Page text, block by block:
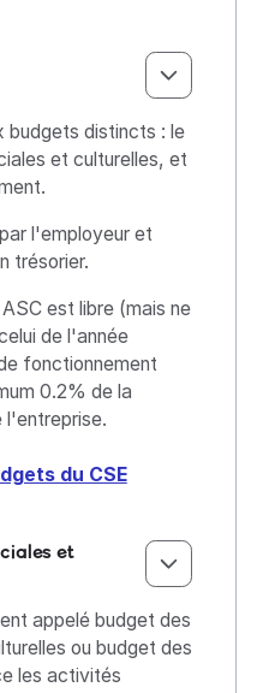
budgets distincts : le
et culturelles, et
l'employeur et
trésorier.
est libre (mais ne
de l'année
fonctionnement
0.2% de la
l'entreprise.
du CSE
et
appelé budget des
ou budget des
les activités